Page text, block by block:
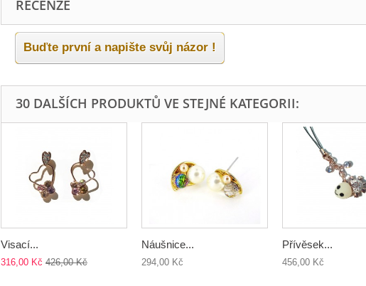
RECENZE
Buďte první a napište svůj názor !
30 DALŠÍCH PRODUKTŮ VE STEJNÉ KATEGORII:
Visací...
316,00 Kč 426,00 Kč
Náušnice...
294,00 Kč
Přívěsek...
456,00 Kč